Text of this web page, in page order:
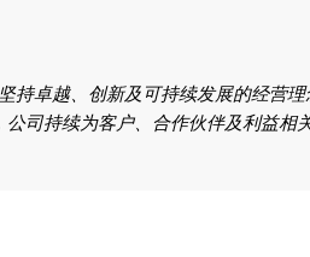
持卓越、创新及可持续发展的经营理
司持续为客户、合作伙伴及利益相